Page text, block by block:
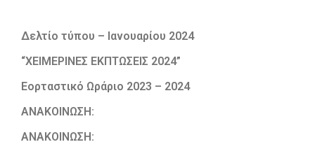
Δελτίο τύπου – Ιανουαρίου 2024
“ΧΕΙΜΕΡΙΝΕΣ ΕΚΠΤΩΣΕΙΣ 2024”
Εορταστικό Ωράριο 2023 – 2024
ΑΝΑΚΟΙΝΩΣΗ:
ΑΝΑΚΟΙΝΩΣΗ: